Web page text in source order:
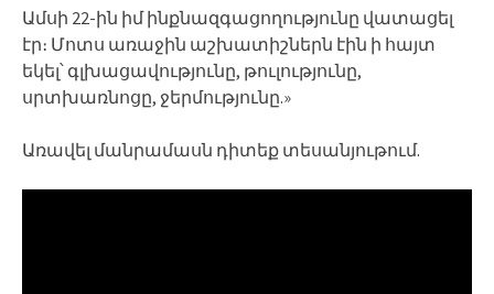
Ամսի 22-ին իմ ինքնազգացողությունը վատացել
էր։ Մոտս առաջին աշխատիշներն էին ի հայտ
եկել՝ գլխացավությունը, թուլությունը,
սրտխառնոցը, ջերմությունը.»
Առավել մանրամասն դիտեք տեսանյութում.